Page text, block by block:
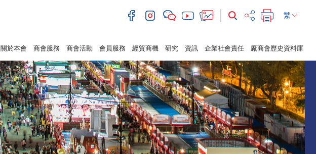
繁
關於本會 商會服務 商會活動 會員服務 經貿商機 研究 資訊 企業社會責任 廠商會歷史資料庫